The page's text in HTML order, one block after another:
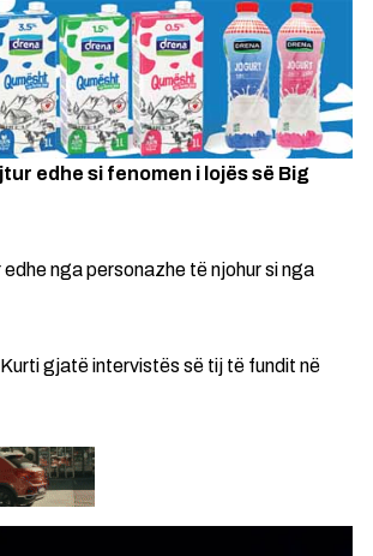
edhe si fenomen i lojës së Big
nga personazhe të njohur si nga
gjatë intervistës së tij të fundit në